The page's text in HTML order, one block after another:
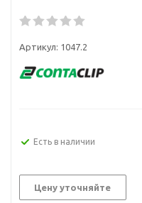
Артикул: 1047.2
Есть в наличии
Цену уточняйте